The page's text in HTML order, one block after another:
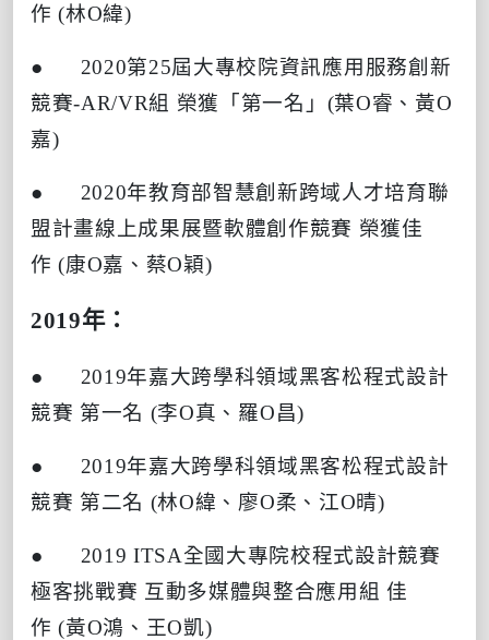
作 (林O緯)
● 2020第25屆大專校院資訊應用服務創新
競賽-AR/VR組 榮獲「第一名」 (葉O睿、黃O
嘉)
● 2020年教育部智慧創新跨域人才培育聯
盟計畫線上成果展暨軟體創作競賽 榮獲佳
作 (康O嘉、蔡O穎)
2019年：
● 2019年嘉大跨學科領域黑客松程式設計
競賽 第一名 (李O真、羅O昌)
● 2019年嘉大跨學科領域黑客松程式設計
競賽 第二名 (林O緯、廖O柔、江O晴)
● 2019 ITSA全國大專院校程式設計競賽
極客挑戰賽 互動多媒體與整合應用組 佳
作 (黃O鴻、王O凱)